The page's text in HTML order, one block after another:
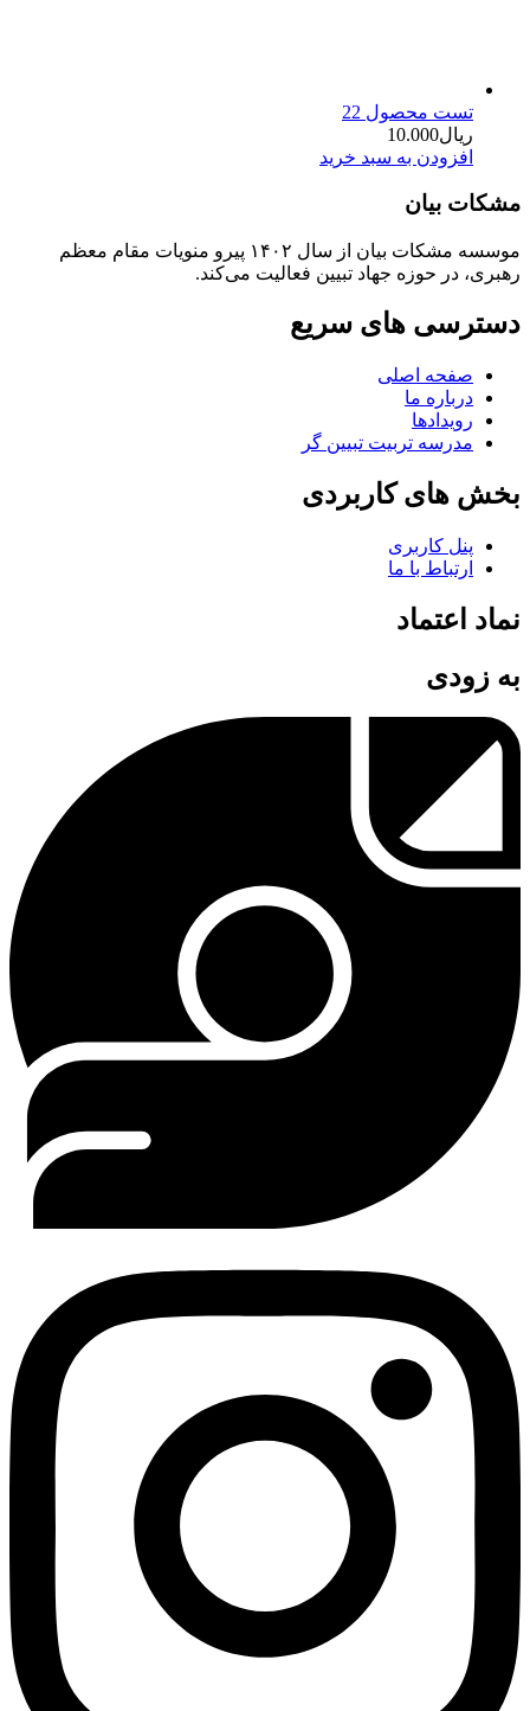
تست محصول 22
ریال10.000
افزودن به سبد خرید
مشکات بیان
موسسه مشکات بیان از سال ۱۴۰۲ پیرو منویات مقام معظم
رهبری، در حوزه جهاد تبیین فعالیت می‌کند.
دسترسی های سریع
صفحه اصلی
درباره ما
رویدادها
مدرسه تربیت تبیین گر
بخش های کاربردی
پنل کاربری
ارتباط با ما
نماد اعتماد
به زودی